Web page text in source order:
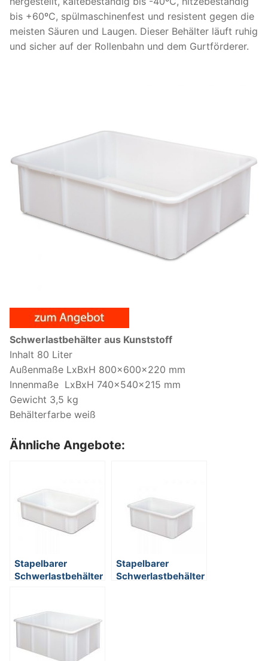
bis +60ºC, spülmaschinenfest und resistent gegen die
meisten Säuren und Laugen. Dieser Behälter läuft ruhig
und sicher auf der Rollenbahn und dem Gurtförderer.
Schwerlastbehälter aus Kunststoff
Inhalt 80 Liter
Außenmaße LxBxH 800x600x220 mm
Innenmaße LxBxH 740x540x215 mm
Gewicht 3,5 kg
Behälterfarbe weiß
Ähnliche Angebote:
Stapelbarer
Schwerlastbehälter
lebensmittelecht,
30 Liter,
600 x 400 x 165
Stapelbarer
Schwerlastbehälter